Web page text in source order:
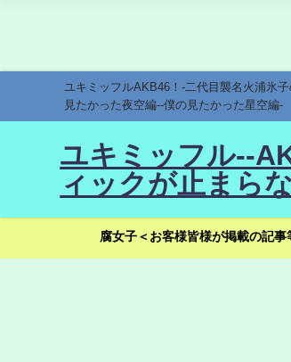
ユキミッフルAKB46！-二代目襲名火浦氷
見たかった夜空編--僕の見たかった星空編-
ユキミッフル--
ィックが止まら
腐女子＜お客様皆様が掲載の記